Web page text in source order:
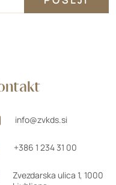
info@zvkds.si
+386 1 234 31 00
Zvezdarska ulica 1, 1000